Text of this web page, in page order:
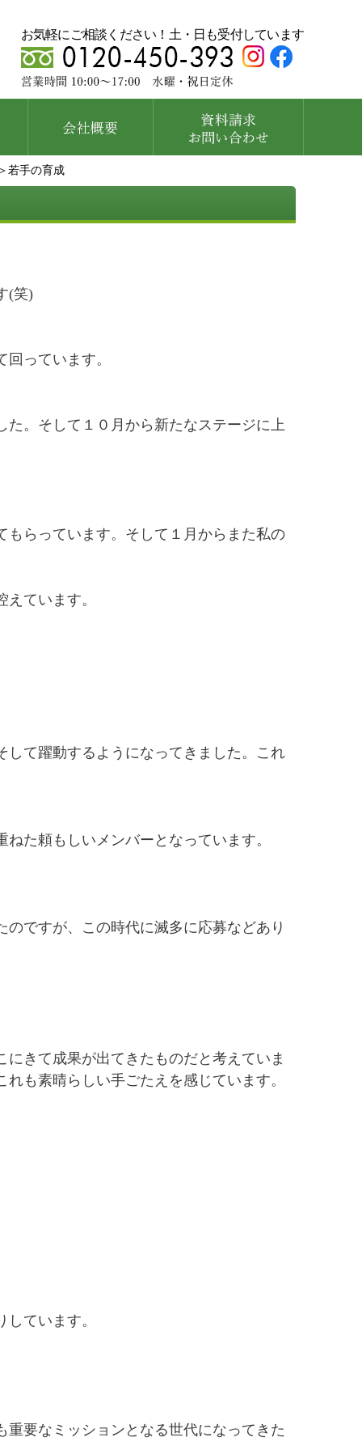
お気軽にご相談ください！土・日も受付しています
若手の育成
(笑)
っています。
。そして１０月から新たなステージに上
らっています。そして１月からまた私の
ています。
て躍動するようになってきました。これ
た頼もしいメンバーとなっています。
ですが、この時代に滅多に応募などあり
きて成果が出てきたものだと考えていま
も素晴らしい手ごたえを感じています。
ています。
要なミッションとなる世代になってきた